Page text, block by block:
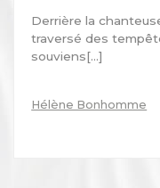
Derrière la
traversé des
souviens[...]
Hélène Bonhomme